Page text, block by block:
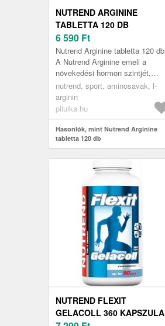
NUTREND ARGININE
TABLETTA 120 DB
6 590 Ft
Nutrend Arginine tabletta 120 db
A Nutrend Arginine emeli a
növekedési hormon szintjét,
javítja a fizikai teljesítményt és
segít fenntartani a hely...
nutrend, sport, aminosavak, l-
arginin
pilulka.hu
Hasonlók, mint Nutrend Arginine
tabletta 120 db
NUTREND FLEXIT
GELACOLL 360 KAPSZULA